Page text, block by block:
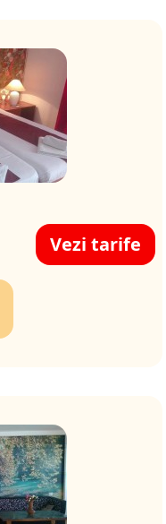
Vezi tarife